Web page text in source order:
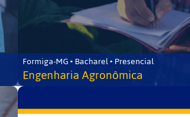
Formiga-MG • Bacharel • Presencial
Engenharia Agronômica